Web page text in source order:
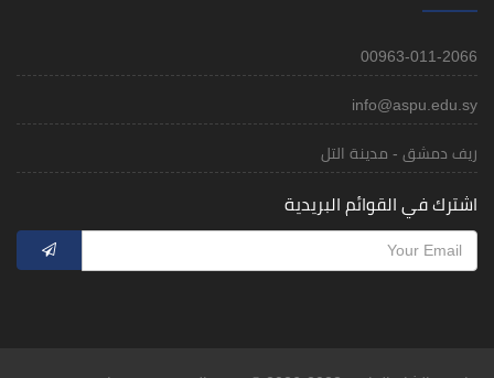
00963-011-2066
info@aspu.edu.sy
ريف دمشق - مدينة التل
اشترك في القوائم البريدية